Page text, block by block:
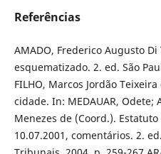
Referências
AMADO, Frederico Augusto
esquematizado. 2. ed. São
FILHO, Marcos Jordão
cidade. In: MEDAUAR, Odete;
Menezes de (Coord.).
10.07.2001, comentários. 2.